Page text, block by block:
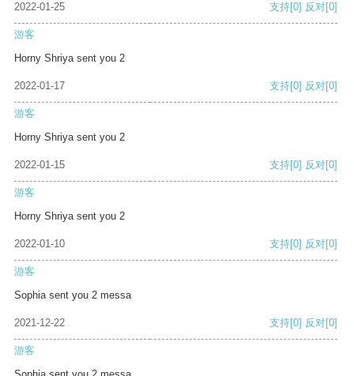
2022-01-25 支持[0] 反对[0]
游客
Horny Shriya sent you 2
2022-01-17 支持[0] 反对[0]
游客
Horny Shriya sent you 2
2022-01-15 支持[0] 反对[0]
游客
Horny Shriya sent you 2
2022-01-10 支持[0] 反对[0]
游客
Sophia sent you 2 messa
2021-12-22 支持[0] 反对[0]
游客